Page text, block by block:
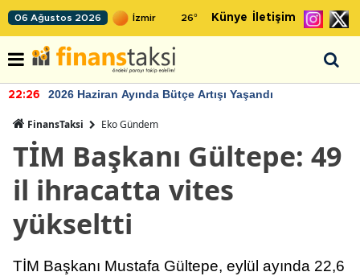
06 Ağustos 2026 26° Künye İletişim
22:26 2026 Haziran Ayında Bütçe Artışı Yaşandı
FinansTaksi Eko Gündem
TİM Başkanı Gültepe: 49
il ihracatta vites
yükseltti
TİM Başkanı Mustafa Gültepe, eylül ayında 22,6